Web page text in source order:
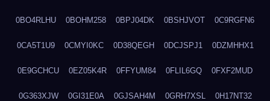
0BO4RLHU 0BOHM258 0BPJ04DK 0BSHJVOT 0C9RGFN6
0CA5T1U9 0CMYI0KC 0D38QEGH 0DCJSPJ1 0DZMHHX1
0E9GCHCU 0EZ05K4R 0FFYUM84 0FLIL6GQ 0FXF2MUD
0G363XJW 0GI31E0A 0GJSAH4M 0GRH7XSL 0H17NT32